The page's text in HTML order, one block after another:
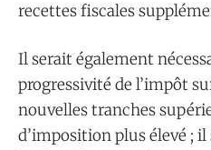
recettes fiscales
Il serait également
progressivité de l’impôt
nouvelles tranches
d’imposition plus élevé ; il